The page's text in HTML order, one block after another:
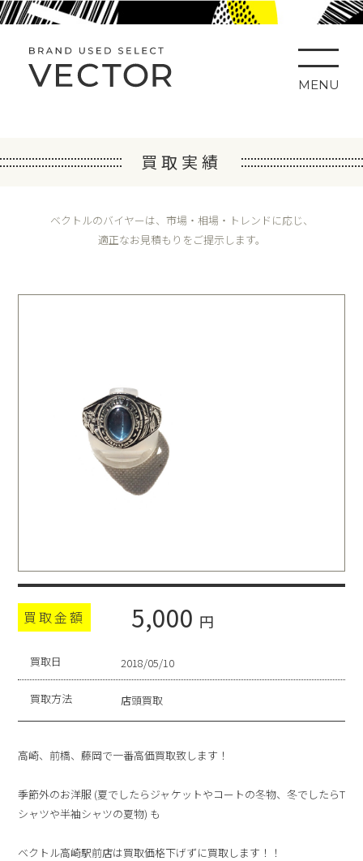
MENU
買取実績
ベクトルのバイヤーは、市場・相場・トレンドに応じ、
適正なお見積もりをご提示します。
買取金額 5,000 円
買取日 2018/05/10
買取方法 店頭買取
高崎、前橋、藤岡で一番高価買取致します！
季節外のお洋服 (夏でしたらジャケットやコートの冬物、冬でしたらT
シャツや半袖シャツの夏物) も
ベクトル高崎駅前店は買取価格下げずに買取します！！